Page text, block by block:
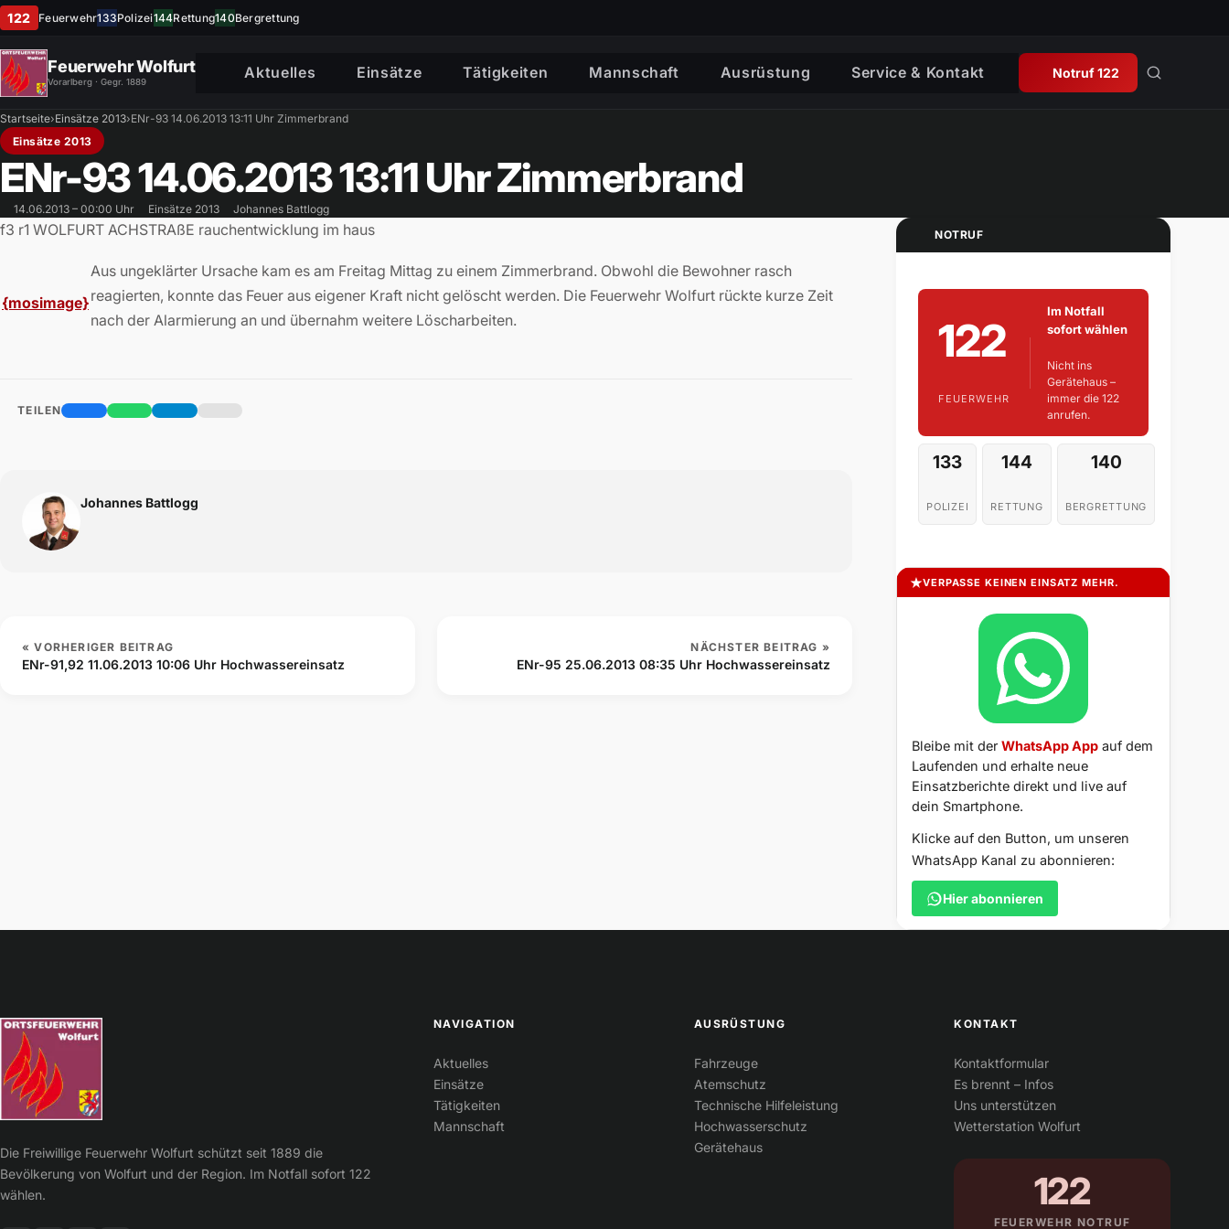
122 Feuerwehr133Polizei144Rettung140Bergrettung
Feuerwehr Wolfurt
Vorarlberg · Gegr. 1889
Aktuelles Einsätze Tätigkeiten Mannschaft Ausrüstung Service & Kontakt Notruf 122
Startseite›Einsätze 2013›ENr-93 14.06.2013 13:11 Uhr Zimmerbrand
Einsätze 2013
ENr-93 14.06.2013 13:11 Uhr Zimmerbrand
14.06.2013 – 00:00 Uhr Einsätze 2013 Johannes Battlogg
f3 r1 WOLFURT ACHSTRAßE rauchentwicklung im haus
{mosimage}
Aus ungeklärter Ursache kam es am Freitag Mittag zu einem Zimmerbrand. Obwohl die Bewohner rasch
reagierten, konnte das Feuer aus eigener Kraft nicht gelöscht werden. Die Feuerwehr Wolfurt rückte kurze Zeit
nach der Alarmierung an und übernahm weitere Löscharbeiten.
TEILEN
Johannes Battlogg
« VORHERIGER BEITRAG
ENr-91,92 11.06.2013 10:06 Uhr Hochwassereinsatz
NÄCHSTER BEITRAG »
ENr-95 25.06.2013 08:35 Uhr Hochwassereinsatz
NOTRUF
122
FEUERWEHR
Im Notfall
sofort wählen
Nicht ins
Gerätehaus –
immer die 122
anrufen.
133
POLIZEI
144
RETTUNG
140
BERGRETTUNG
VERPASSE KEINEN EINSATZ MEHR.
Bleibe mit derWhatsApp App auf dem
Laufenden und erhalte neue
Einsatzberichte direkt und live auf
dein Smartphone.
Klicke auf den Button, um unseren
WhatsApp Kanal zu abonnieren:
Hier abonnieren
Die Freiwillige Feuerwehr Wolfurt schützt seit 1889 die
Bevölkerung von Wolfurt und der Region. Im Notfall sofort 122
wählen.
NAVIGATION
Aktuelles
Einsätze
Tätigkeiten
Mannschaft
AUSRÜSTUNG
Fahrzeuge
Atemschutz
Technische Hilfeleistung
Hochwasserschutz
Gerätehaus
KONTAKT
Kontaktformular
Es brennt – Infos
Uns unterstützen
Wetterstation Wolfurt
122
FEUERWEHR NOTRUF